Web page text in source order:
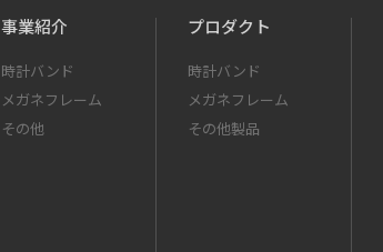
事業紹介
時計バンド
メガネフレーム
その他
プロダクト
時計バンド
メガネフレーム
その他製品